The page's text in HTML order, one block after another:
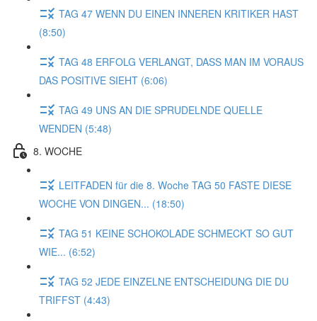
TAG 47 WENN DU EINEN INNEREN KRITIKER HAST
(8:50)
TAG 48 ERFOLG VERLANGT, DASS MAN IM VORAUS
DAS POSITIVE SIEHT (6:06)
TAG 49 UNS AN DIE SPRUDELNDE QUELLE
WENDEN (5:48)
8. WOCHE
LEITFADEN für die 8. Woche TAG 50 FASTE DIESE
WOCHE VON DINGEN... (18:50)
TAG 51 KEINE SCHOKOLADE SCHMECKT SO GUT
WIE... (6:52)
TAG 52 JEDE EINZELNE ENTSCHEIDUNG DIE DU
TRIFFST (4:43)